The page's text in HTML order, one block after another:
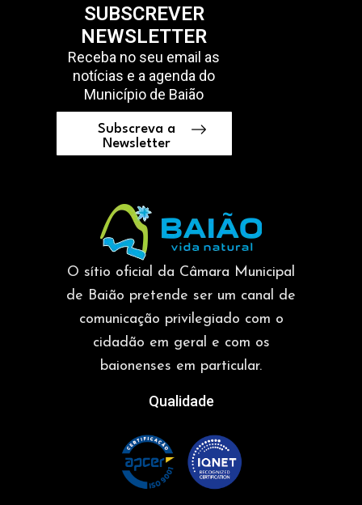
SUBSCREVER
NEWSLETTER
Receba no seu email as
notícias e a agenda do
Município de Baião
Subscreva a
Newsletter
O sítio oficial da Câmara Municipal
de Baião pretende ser um canal de
comunicação privilegiado com o
cidadão em geral e com os
baionenses em particular.
Qualidade